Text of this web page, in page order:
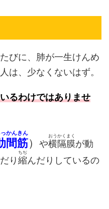
びに、肺が一生けんめ
は、少なくないはず。
るわけではありませ
間筋
かんきん
） や横隔膜
おうかくまく
が動
り縮
ちぢ
んだりしているの